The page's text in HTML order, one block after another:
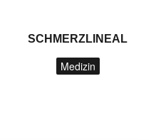
SCHMERZLINEAL
Medizin